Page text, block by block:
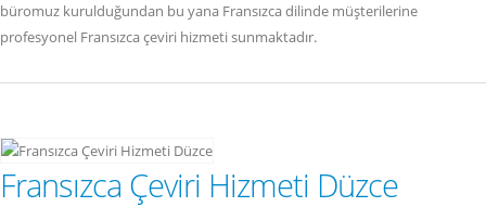
büromuz kurulduğundan bu yana Fransızca dilinde müşterilerine
profesyonel Fransızca çeviri hizmeti sunmaktadır.
Fransızca Çeviri Hizmeti Düzce